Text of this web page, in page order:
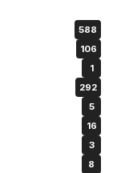
588
106
1
292
5
16
3
8